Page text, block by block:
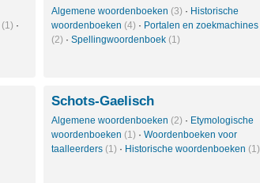
(1) ·
Algemene woordenboeken (3) · Historische
woordenboeken (4) · Portalen en zoekmachines
(2) · Spellingwoordenboek (1)
Schots-Gaelisch
Algemene woordenboeken (2) · Etymologische
woordenboeken (1) · Woordenboeken voor
taalleerders (1) · Historische woordenboeken (1)